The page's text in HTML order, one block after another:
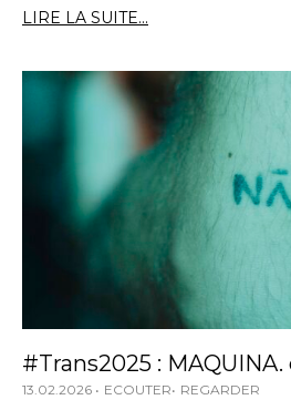
LIRE LA SUITE...
#Trans2025 :
13.02.2026 ECOUTER REGARDER